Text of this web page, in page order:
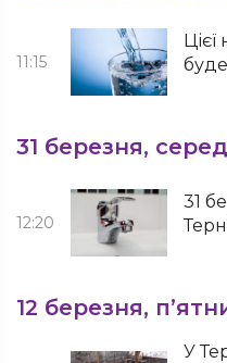
11:15
31 березня,
12:20
31
12 березня,
У